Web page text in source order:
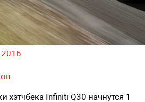
2016
хэтчбека Infiniti Q30 начнутся 1